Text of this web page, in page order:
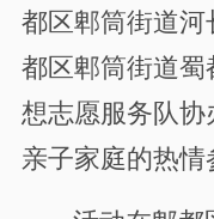
都区郫筒街道
都区郫筒街道
想志愿服务队
亲子家庭的热情